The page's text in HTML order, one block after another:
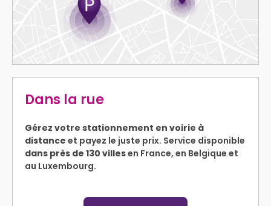
Dans la rue
Gérez votre stationnement en voirie à
distance et payez le juste prix. Service disponible
dans près de 130 villesen France, en Belgique et
au Luxembourg.